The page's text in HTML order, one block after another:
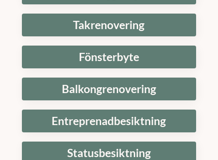
Takrenovering
Fönsterbyte
Balkongrenovering
Entreprenadbesiktning
Statusbesiktning